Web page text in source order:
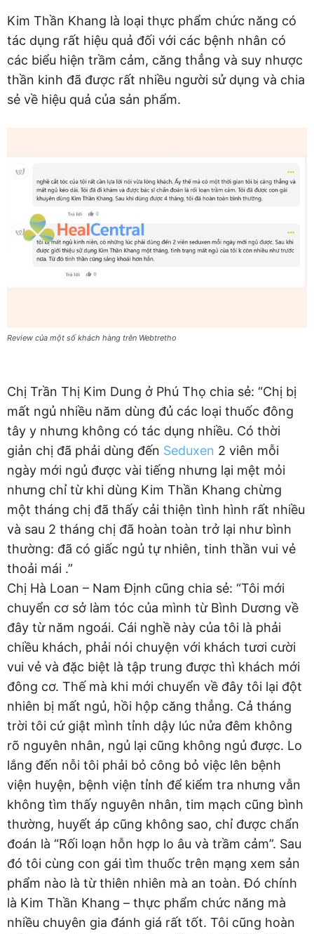
Kim Thần Khang là loại thực phẩm chức năng có
tác dụng rất hiệu quả đối với các bệnh nhân có
các biểu hiện trầm cảm, căng thẳng và suy nhược
thần kinh đã được rất nhiều người sử dụng và chia
sẻ về hiệu quả của sản phẩm.
Review của một số khách hàng trên Webtretho
Chị Trần Thị Kim Dung ở Phú Thọ chia sẻ: “Chị bị
mất ngủ nhiều năm dùng đủ các loại thuốc đông
tây y nhưng không có tác dụng nhiều. Có thời
giản chị đã phải dùng đến Seduxen 2 viên mỗi
ngày mới ngủ được vài tiếng nhưng lại mệt mỏi
nhưng chỉ từ khi dùng Kim Thần Khang chừng
một tháng chị đã thấy cải thiện tình hình rất nhiều
và sau 2 tháng chị đã hoàn toàn trở lại như bình
thường: đã có giấc ngủ tự nhiên, tinh thần vui vẻ
thoải mái .”
Chị Hà Loan – Nam Định cũng chia sẻ: “Tôi mới
chuyển cơ sở làm tóc của mình từ Bình Dương về
đây từ năm ngoái. Cái nghề này của tôi là phải
chiều khách, phải nói chuyện với khách tươi cười
vui vẻ và đặc biệt là tập trung được thì khách mới
đông cơ. Thế mà khi mới chuyển về đây tôi lại đột
nhiên bị mất ngủ, hồi hộp căng thẳng. Cả tháng
trời tôi cứ giật mình tỉnh dậy lúc nửa đêm không
rõ nguyên nhân, ngủ lại cũng không ngủ được. Lo
lắng đến nỗi tôi phải bỏ công bỏ việc lên bệnh
viện huyện, bệnh viện tỉnh để kiểm tra nhưng vẫn
không tìm thấy nguyên nhân, tim mạch cũng bình
thường, huyết áp cũng không sao, chỉ được chẩn
đoán là “Rối loạn hỗn hợp lo âu và trầm cảm”. Sau
đó tôi cùng con gái tìm thuốc trên mạng xem sản
phẩm nào là từ thiên nhiên mà an toàn. Đó chính
là Kim Thần Khang – thực phẩm chức năng mà
nhiều chuyên gia đánh giá rất tốt. Tôi cũng hoàn